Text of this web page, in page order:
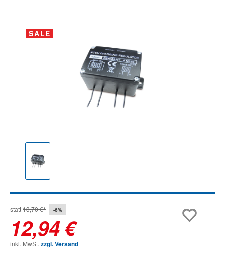
Bildergalerie überspringen
SALE
statt13,70 €* -6%
12,94 €
inkl. MwSt. zzgl. Versand